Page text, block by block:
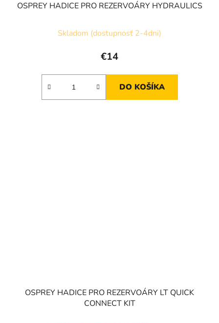
OSPREY HADICE PRO REZERVOÁRY HYDRAULICS
Skladom (dostupnosť 2-4dni)
€14
DO KOŠÍKA
OSPREY HADICE PRO REZERVOÁRY LT QUICK
CONNECT KIT